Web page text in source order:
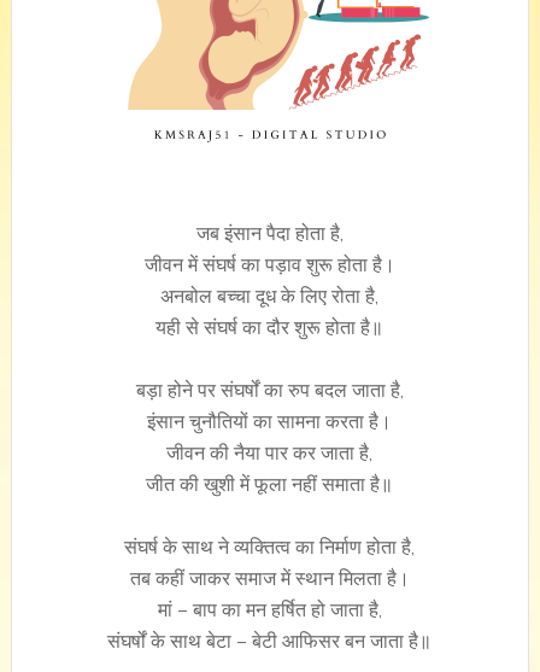
जब इंसान पैदा होता है,
जीवन में संघर्ष का पड़ाव शुरू होता है।
अनबोल बच्चा दूध के लिए रोता है,
यही से संघर्ष का दौर शुरू होता है॥
बड़ा होने पर संघर्षों का रुप बदल जाता है,
इंसान चुनौतियों का सामना करता है।
जीवन की नैया पार कर जाता है,
जीत की खुशी में फूला नहीं समाता है॥
संघर्ष के साथ ने व्यक्तित्व का निर्माण होता है,
तब कहीं जाकर समाज में स्थान मिलता है।
मां – बाप का मन हर्षित हो जाता है,
संघर्षों के साथ बेटा – बेटी आफिसर बन जाता है॥